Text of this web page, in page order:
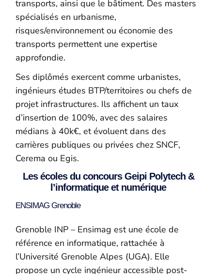
transports, ainsi que le bâtiment. Des masters
spécialisés en urbanisme,
risques/environnement ou économie des
transports permettent une expertise
approfondie.
Ses diplômés exercent comme urbanistes,
ingénieurs études BTP/territoires ou chefs de
projet infrastructures. Ils affichent un taux
d’insertion de 100%, avec des salaires
médians à 40k€, et évoluent dans des
carrières publiques ou privées chez SNCF,
Cerema ou Egis.
Les écoles du concours Geipi Polytech &
l’informatique et numérique
ENSIMAG Grenoble
Grenoble INP – Ensimag est une école de
référence en informatique, rattachée à
l’Université Grenoble Alpes (UGA). Elle
propose un cycle ingénieur accessible post-